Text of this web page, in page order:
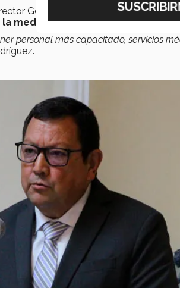
General del Centro Hospitalario
medicina privada en la región.
personal más capacitado, servicios